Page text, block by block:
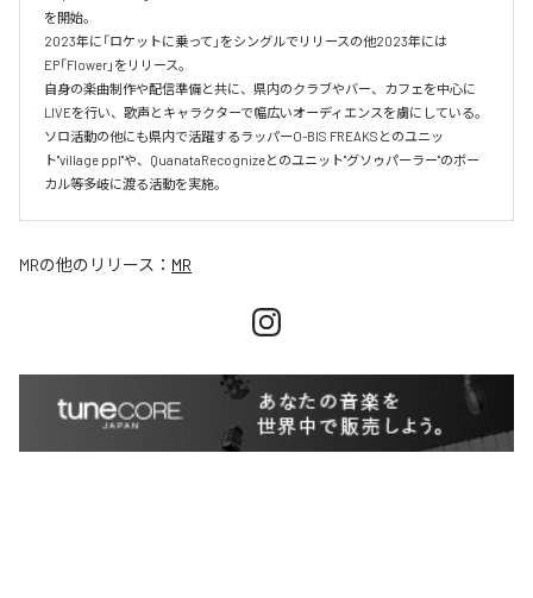
を開始。
2023年に「ロケットに乗って」をシングルでリリースの他2023年には
EP「Flower」をリリース。
自身の楽曲制作や配信準備と共に、県内のクラブやバー、カフェを中心に
LIVEを行い、歌声とキャラクターで幅広いオーディエンスを虜にしている。
ソロ活動の他にも県内で活躍するラッパーO-BIS FREAKSとのユニッ
ト"village ppl"や、QuanataRecognizeとのユニット"グソゥパーラー"のボー
カル等多岐に渡る活動を実施。
MRの他のリリース： MR